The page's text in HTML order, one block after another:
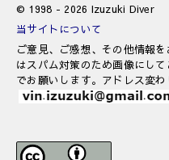
© 1998 - 2026 Izuzuki Diver
当サイトについて
ご意見、ご感想、その他情報
はスパム対策のため画像にし
でお願いします。アドレス変わ